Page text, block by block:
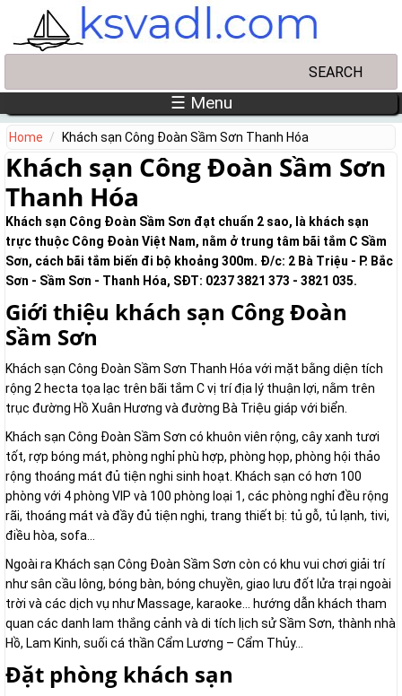
Skip to main content
☰ Menu
Home Khách sạn Công Đoàn Sầm Sơn Thanh Hóa
Khách sạn Công Đoàn Sầm Sơn
Thanh Hóa
Khách sạn Công Đoàn Sầm Sơn đạt chuẩn 2 sao, là khách sạn
trực thuộc Công Đoàn Việt Nam, nằm ở trung tâm bãi tắm C Sầm
Sơn, cách bãi tắm biến đi bộ khoảng 300m. Đ/c: 2 Bà Triệu - P. Bắc
Sơn - Sầm Sơn - Thanh Hóa, SĐT: 0237 3821 373 - 3821 035.
Giới thiệu khách sạn Công Đoàn
Sầm Sơn
Khách sạn Công Đoàn Sầm Sơn Thanh Hóa với mặt bằng diện tích
rộng 2 hecta tọa lạc trên bãi tắm C vị trí địa lý thuận lợi, nằm trên
trục đường Hồ Xuân Hương và đường Bà Triệu giáp với biển.
Khách sạn Công Đoàn Sầm Sơn có khuôn viên rộng, cây xanh tươi
tốt, rợp bóng mát, phòng nghỉ phù hợp, phòng họp, phòng hội thảo
rộng thoáng mát đủ tiện nghi sinh hoạt. Khách sạn có hơn 100
phòng với 4 phòng VIP và 100 phòng loại 1, các phòng nghỉ đều rộng
rãi, thoáng mát và đầy đủ tiện nghi, trang thiết bị: tủ gỗ, tủ lạnh, tivi,
điều hòa, sofa...
Ngoài ra Khách sạn Công Đoàn Sầm Sơn còn có khu vui chơi giải trí
như sân cầu lông, bóng bàn, bóng chuyền, giao lưu đốt lửa trại ngoài
trời và các dịch vụ như Massage, karaoke… hướng dẫn khách tham
quan các danh lam thắng cảnh và di tích lịch sử Sầm Sơn, thành nhà
Hồ, Lam Kinh, suối cá thần Cẩm Lương – Cẩm Thủy…
Đặt phòng khách sạn